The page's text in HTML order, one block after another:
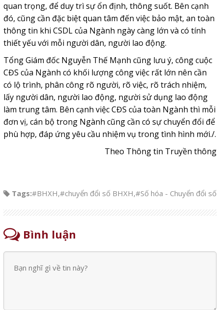
quan trọng, để duy trì sự ổn định, thông suốt. Bên cạnh
đó, cũng cần đặc biệt quan tâm đến việc bảo mật, an toàn
thông tin khi CSDL của Ngành ngày càng lớn và có tính
thiết yếu với mỗi người dân, người lao động.
Tổng Giám đốc Nguyễn Thế Mạnh cũng lưu ý, công cuộc
CĐS của Ngành có khối lượng công việc rất lớn nên cần
có lộ trình, phân công rõ người, rõ việc, rõ trách nhiệm,
lấy người dân, người lao động, người sử dụng lao động
làm trung tâm. Bên cạnh việc CĐS của toàn Ngành thì mỗi
đơn vị, cán bộ trong Ngành cũng cần có sự chuyển đổi để
phù hợp, đáp ứng yêu cầu nhiệm vụ trong tình hình mới./.
Theo Thông tin Truyền thông
Tags:#BHXH,#chuyển đổi số BHXH,#Số hóa - Chuyển đổi số
Bình luận